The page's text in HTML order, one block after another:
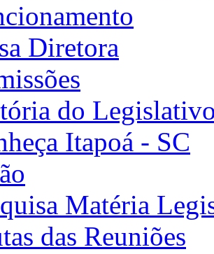
Diretora
do
Itapoá - SC
Matéria
das Reuniões